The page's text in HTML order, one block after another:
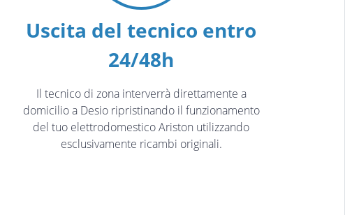
Uscita del tecnico entro
24/48h
Il tecnico di zona interverrà direttamente a
domicilio a Desio ripristinando il funzionamento
del tuo elettrodomestico Ariston utilizzando
esclusivamente ricambi originali.